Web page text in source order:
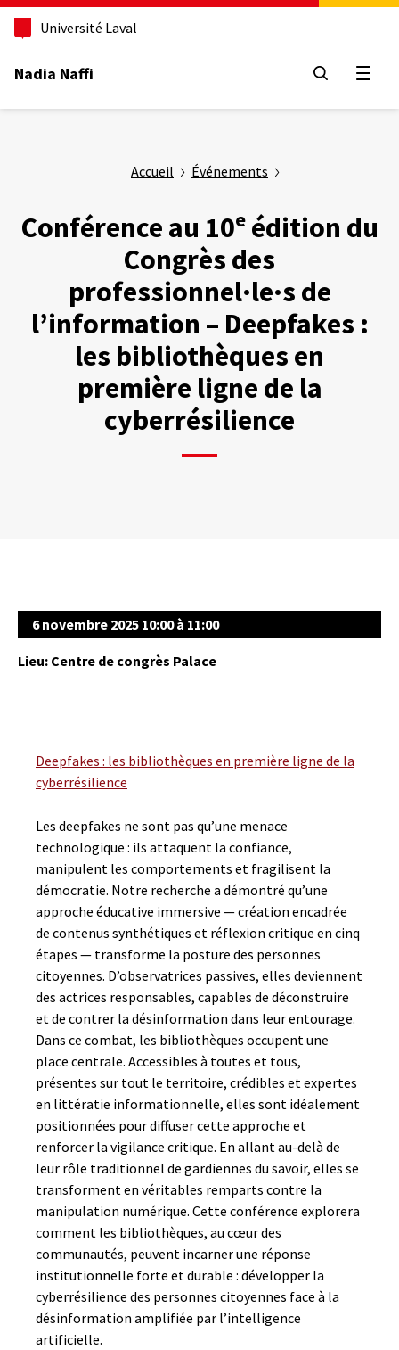
Aller
contenu
Université Laval
Nadia Naffi
Accueil Événements
Conférence au 10ᵉ édition du
Congrès des
professionnel·le·s de
l’information – Deepfakes :
les bibliothèques en
première ligne de la
cyberrésilience
6 novembre 2025 10:00 à 11:00
Lieu: Centre de congrès Palace
Deepfakes : les bibliothèques en première ligne de la
cyberrésilience
Les deepfakes ne sont pas qu’une menace
technologique : ils attaquent la confiance,
manipulent les comportements et fragilisent la
démocratie. Notre recherche a démontré qu’une
approche éducative immersive — création encadrée
de contenus synthétiques et réflexion critique en cinq
étapes — transforme la posture des personnes
citoyennes. D’observatrices passives, elles deviennent
des actrices responsables, capables de déconstruire
et de contrer la désinformation dans leur entourage.
Dans ce combat, les bibliothèques occupent une
place centrale. Accessibles à toutes et tous,
présentes sur tout le territoire, crédibles et expertes
en littératie informationnelle, elles sont idéalement
positionnées pour diffuser cette approche et
renforcer la vigilance critique. En allant au-delà de
leur rôle traditionnel de gardiennes du savoir, elles se
transforment en véritables remparts contre la
manipulation numérique. Cette conférence explorera
comment les bibliothèques, au cœur des
communautés, peuvent incarner une réponse
institutionnelle forte et durable : développer la
cyberrésilience des personnes citoyennes face à la
désinformation amplifiée par l’intelligence
artificielle.